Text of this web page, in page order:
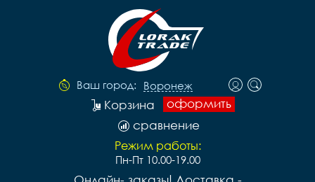
Ваш город: Воронеж
оформить
Корзина
сравнение
Режим работы:
Пн-Пт 10.00-19.00